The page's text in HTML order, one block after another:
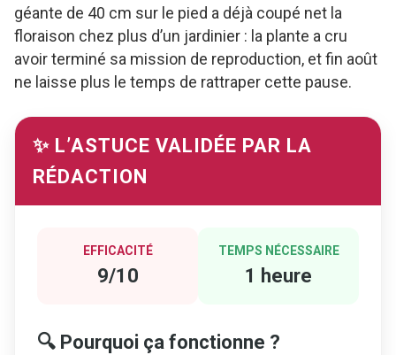
géante de 40 cm sur le pied a déjà coupé net la
floraison chez plus d’un jardinier : la plante a cru
avoir terminé sa mission de reproduction, et fin août
ne laisse plus le temps de rattraper cette pause.
✨ L’ASTUCE VALIDÉE PAR LA
RÉDACTION
EFFICACITÉ
9/10
TEMPS NÉCESSAIRE
1 heure
🔍 Pourquoi ça fonctionne ?